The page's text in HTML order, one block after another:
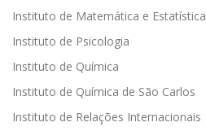
Instituto de Matemática e Estatística
Instituto de Psicologia
Instituto de Química
Instituto de Química de São Carlos
Instituto de Relações Internacionais